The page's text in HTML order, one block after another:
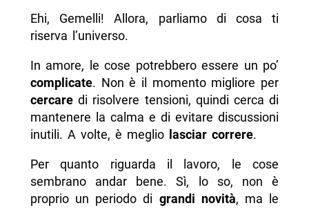
Ehi, Gemelli! Allora, parliamo di cosa ti
riserva l’universo.
In amore, le cose potrebbero essere un po’
complicate. Non è il momento migliore per
cercaredi risolvere tensioni, quindi cerca di
mantenere la calma e di evitare discussioni
inutili. A volte, è meglio lasciar correre.
Per quanto riguarda il lavoro, le cose
sembrano andar bene. Sì, lo so, non è
proprio un periodo di grandi novità, ma le